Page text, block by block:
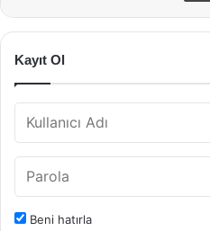
Kayıt Ol
Beni hatırla